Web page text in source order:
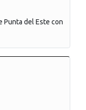
Punta del Este con